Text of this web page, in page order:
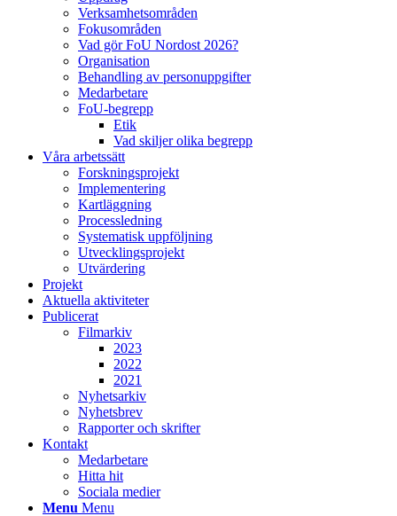
Verksamhetsområden
Fokusområden
Vad gör FoU Nordost 2026?
Organisation
Behandling av personuppgifter
Medarbetare
FoU-begrepp
Etik
Vad skiljer olika begrepp
Våra arbetssätt
Forskningsprojekt
Implementering
Kartläggning
Processledning
Systematisk uppföljning
Utvecklingsprojekt
Utvärdering
Projekt
Aktuella aktiviteter
Publicerat
Filmarkiv
2023
2022
2021
Nyhetsarkiv
Nyhetsbrev
Rapporter och skrifter
Kontakt
Medarbetare
Hitta hit
Sociala medier
Menu Menu